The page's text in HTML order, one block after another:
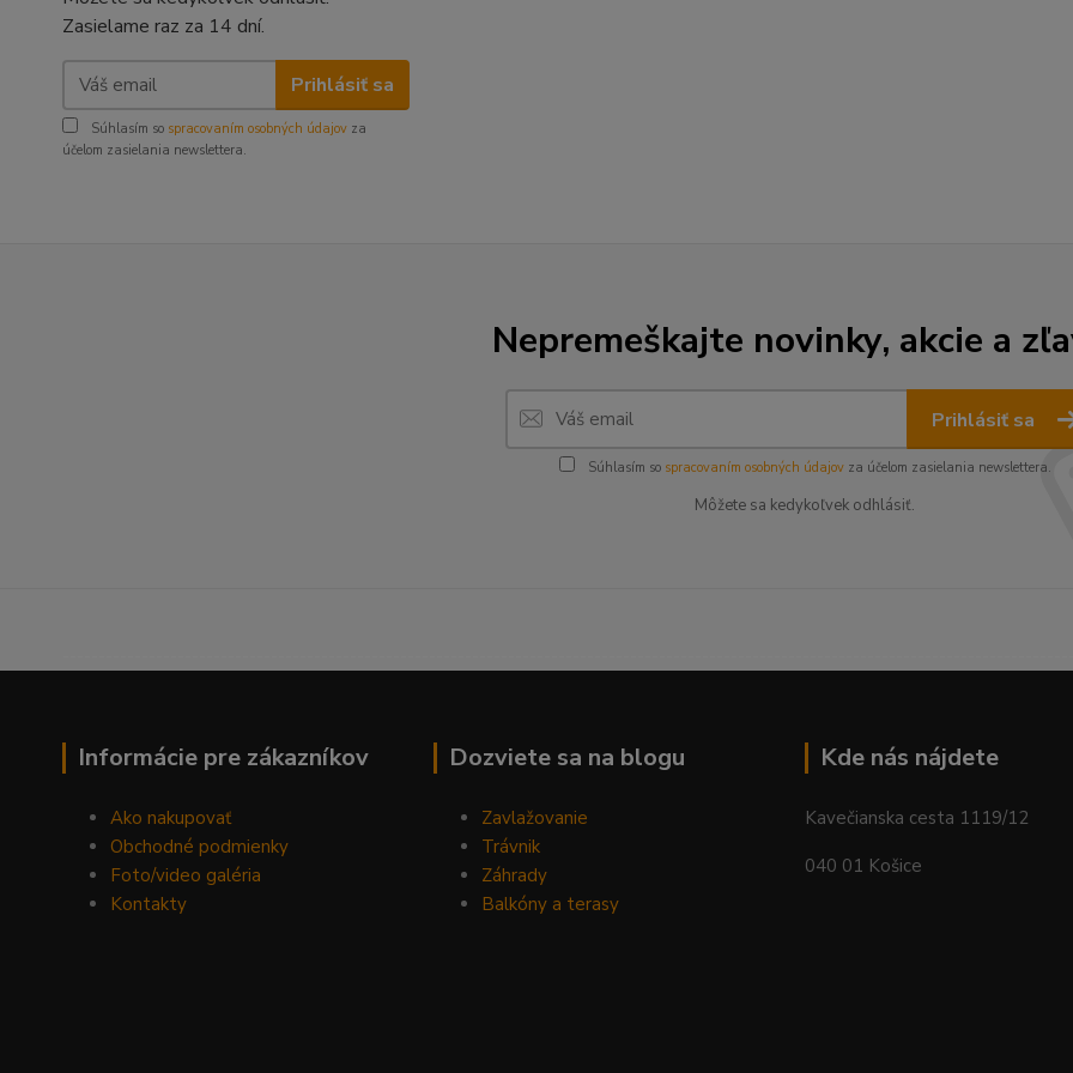
Zasielame raz za 14 dní.
Prihlásiť sa
Súhlasím so spracovaním osobných údajov za
účelom zasielania newslettera.
Nepremeškajte novinky, akcie a
Prihlásiť sa
Súhlasím so spracovaním osobných údajovza účelom zasielania newslettera.
Môžete sa kedykoľvek odhlásiť.
Informácie pre zákazníkov
Ako nakupovať
Obchodné podmienky
Foto/video galéria
Kontakty
Dozviete sa na blogu
Zavlažovanie
Trávnik
Záhrady
Balkóny a terasy
Kde nás nájdete
Kavečianska cesta 1119/12
040 01 Košice